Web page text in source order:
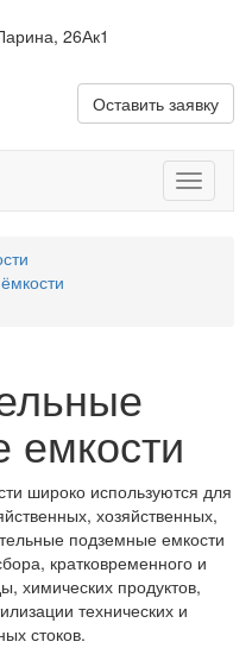
26Ак1
Оставить заявку
меню
емкости
широко используются для
хозяйственных,
подземные емкости
кратковременного и
химических продуктов,
технических и
стоков.